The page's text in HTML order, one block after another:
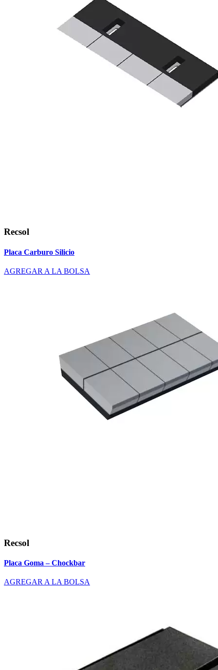
Recsol
Placa Carburo Silicio
AGREGAR A LA BOLSA
Recsol
Placa Goma – Chockbar
AGREGAR A LA BOLSA